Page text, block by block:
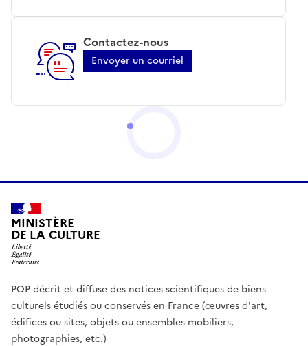
Contactez-nous
Envoyer un courriel
MINISTÈRE
DE LA CULTURE
POP décrit et diffuse des notices scientifiques de biens
culturels étudiés ou conservés en France (œuvres d'art,
édifices ou sites, objets ou ensembles mobiliers,
photographies, etc.)